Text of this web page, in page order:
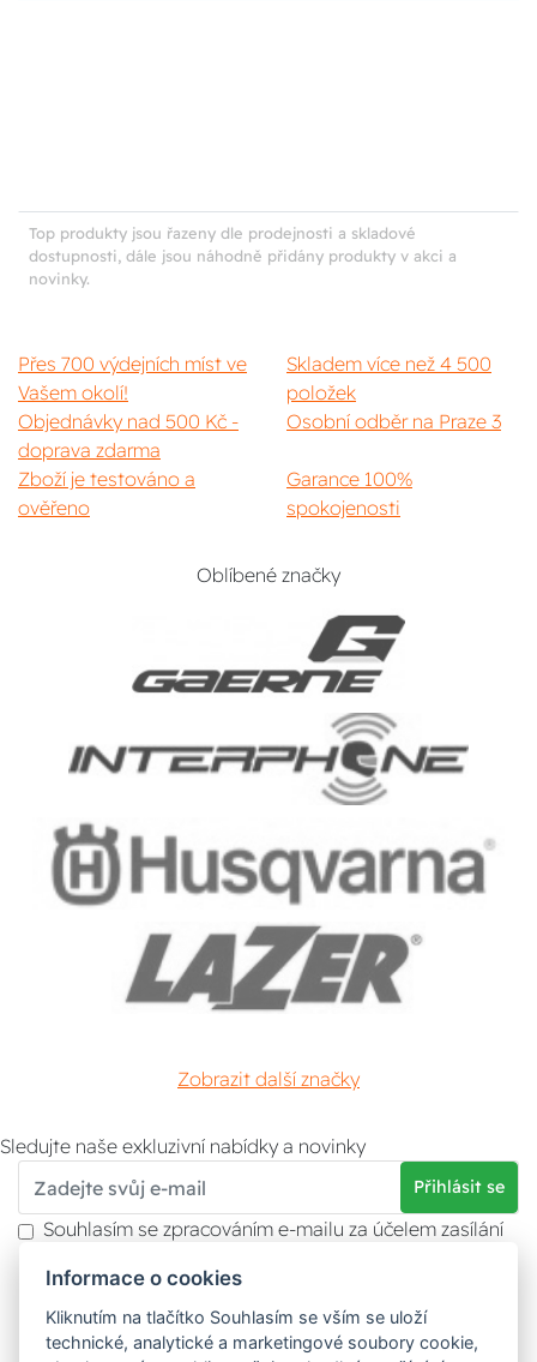
Top produkty jsou řazeny dle prodejnosti a skladové
dostupnosti, dále jsou náhodně přidány produkty v akci a
novinky.
Přes 700 výdejních míst ve
Vašem okolí!
Skladem více než 4 500
položek
Objednávky nad 500 Kč -
doprava zdarma
Osobní odběr na Praze 3
Zboží je testováno a
ověřeno
Garance 100%
spokojenosti
Oblíbené značky
Zobrazit další značky
Sledujte naše exkluzivní nabídky a novinky
Přihlásit se
Souhlasím se zpracováním e-mailu za účelem zasílání
Více informací naleznete v
údajů . Souhlas můžete kdykoliv odvolat.
Informace o cookies
Kliknutím na tlačítko Souhlasím se vším se uloží
technické, analytické a marketingové soubory cookie,